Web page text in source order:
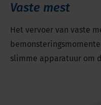
Vaste mest
Het vervoer van vaste
slimme apparatuur om